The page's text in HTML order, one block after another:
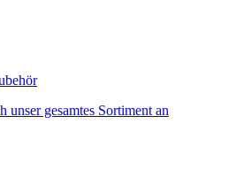
unser gesamtes Sortiment an